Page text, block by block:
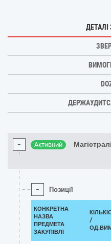
ДЕТАЛІ
- Активний
- Позиції
КОНКРЕТНА
НАЗВА
ПРЕДМЕТА
ЗАКУПІВЛІ
/